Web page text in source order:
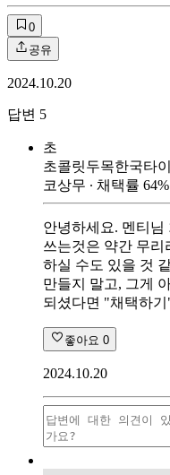
0
공유
2024.10.20
답변 5
초
초콜릿두목한국타
코상무 ∙ 채택률 64%
안녕하세요. 멘티님
쓰는것은 약간 무
하실 수도 있을 것
만들지 말고, 그게
되셨다면 "채택하
좋아요 0
2024.10.20